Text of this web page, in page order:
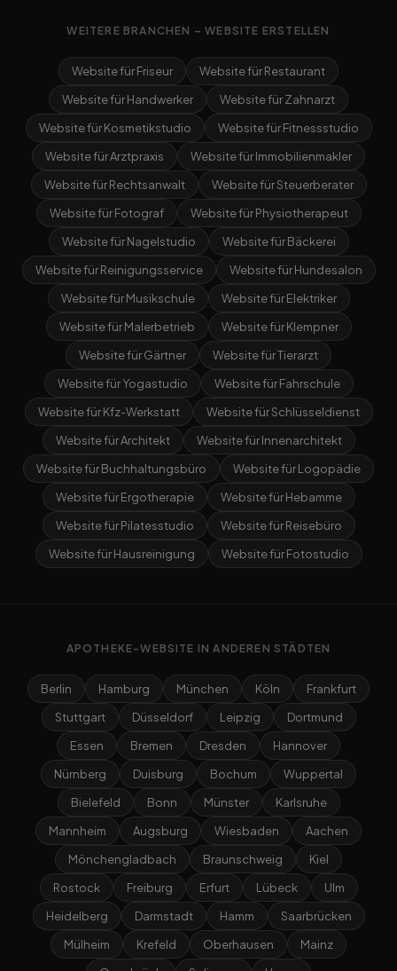
WEITERE BRANCHEN – WEBSITE ERSTELLEN
Website für Friseur
Website für Restaurant
Website für Handwerker
Website für Zahnarzt
Website für Kosmetikstudio
Website für Fitnessstudio
Website für Arztpraxis
Website für Immobilienmakler
Website für Rechtsanwalt
Website für Steuerberater
Website für Fotograf
Website für Physiotherapeut
Website für Nagelstudio
Website für Bäckerei
Website für Reinigungsservice
Website für Hundesalon
Website für Musikschule
Website für Elektriker
Website für Malerbetrieb
Website für Klempner
Website für Gärtner
Website für Tierarzt
Website für Yogastudio
Website für Fahrschule
Website für Kfz-Werkstatt
Website für Schlüsseldienst
Website für Architekt
Website für Innenarchitekt
Website für Buchhaltungsbüro
Website für Logopädie
Website für Ergotherapie
Website für Hebamme
Website für Pilatesstudio
Website für Reisebüro
Website für Hausreinigung
Website für Fotostudio
APOTHEKE-WEBSITE IN ANDEREN STÄDTEN
Berlin Hamburg München Köln
Frankfurt
Stuttgart
Düsseldorf Leipzig
Dortmund
Essen
Bremen Dresden
Hannover
Nürnberg
Duisburg Bochum
Wuppertal
Bielefeld
Bonn Münster
Karlsruhe
Mannheim
Augsburg Wiesbaden
Aachen
Mönchengladbach
Braunschweig
Kiel
Rostock
Freiburg Erfurt Lübeck
Ulm
Heidelberg
Darmstadt Hamm
Saarbrücken
Mülheim
Krefeld Oberhausen
Mainz